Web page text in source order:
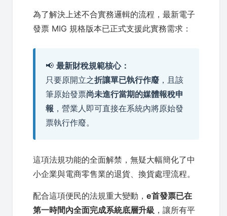
為了解決上述不合實務邏輯的流程，最新電子
發票 MIG 規格版本已正式支援此實務需求：
📢 最新財稅規範核心：
只要原開立之折讓單已執行作廢 ，且該
筆原始發票尚未進行當期的媒體報稅申
報 ，營業人即可直接在系統內將原始發
票執行作廢。
這項法規功能的全面解禁，無疑大幅簡化了中
小企業與電商零售業的退貨、換貨處理流程。
配合這項便民的法規重大變動， e首發票已在
第一時間內全面完成系統底層升級 ，讓所有平